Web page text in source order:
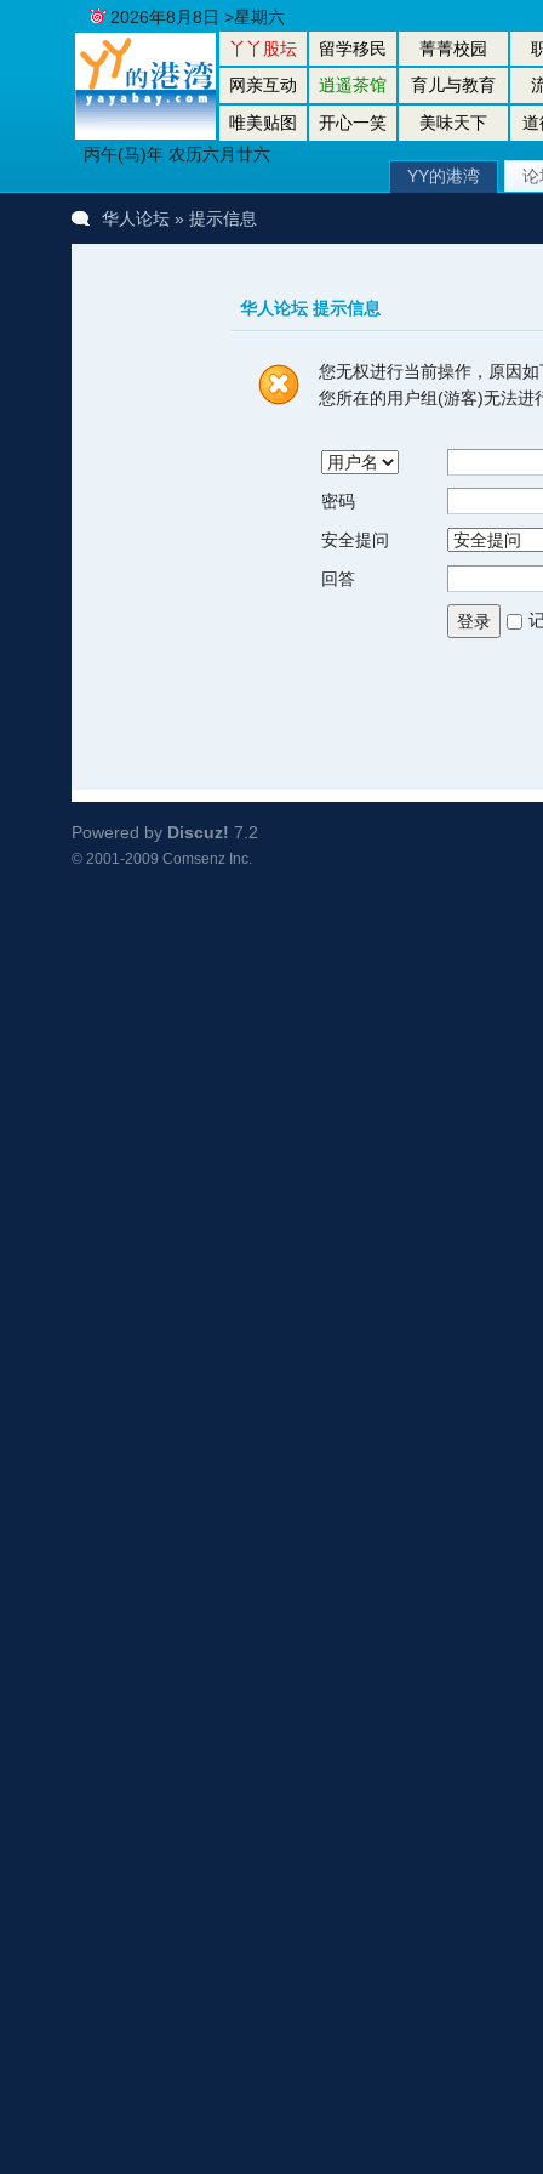
丫丫股坛 留学移民 菁菁校园
网亲互动
逍遥茶馆 育儿与教育
唯美贴图
开心一笑 美味天下
道
丙午(马)年 农历六月廿六
2026年8月8日 >星期六
YY的港湾 论
华人论坛» 提示信息
华人论坛 提示信息
您无权进行当前操作，原因如
您所在的用户组(游客)无法进
密码
安全提问
回答
登录
Powered by Discuz! 7.2
© 2001-2009 Comsenz Inc.